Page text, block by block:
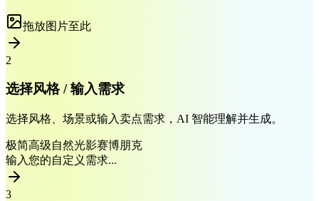
拖放图片至此
2
选择风格 / 输入需求
选择风格、场景或输入卖点需求，AI 智能理解并生成。
极简高级自然光影赛博朋克
输入您的自定义需求...
3